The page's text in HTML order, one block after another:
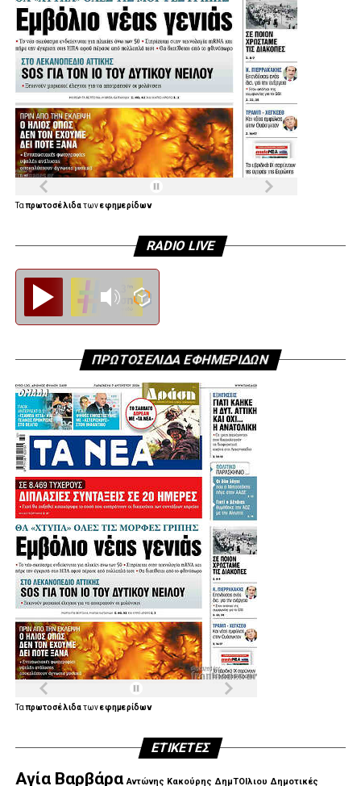
Ταπρωτοσέλιδατωνεφημερίδων
RADIO LIVE
ΠΡΩΤΟΣΕΛΙΔΑ ΕΦΗΜΕΡΙΔΩΝ
Ταπρωτοσέλιδατωνεφημερίδων
ΕΤΙΚΈΤΕΣ
Αγία Βαρβάρα Αντώνης Κακούρης ΔημΤΟΙλιου Δημοτικές